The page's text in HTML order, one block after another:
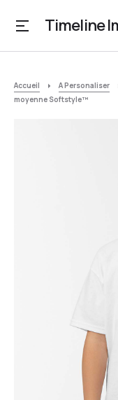
Timeline
Accueil A Personaliser
moyenne Softstyle™